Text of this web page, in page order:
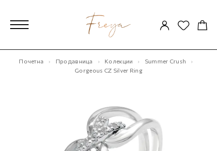
Почетна Продавница Колекции
Summer Crush
Gorgeous CZ Silver Ring